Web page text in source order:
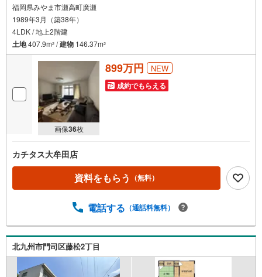
福岡県みやま市瀬高町廣瀬
1989年3月（築38年）
4LDK / 地上2階建
土地407.9m2 /建物 146.37m2
画像36枚
899万円 NEW
成約でもらえる
カチタス大牟田店
資料をもらう （無料）
電話する （通話料無料）
北九州市門司区藤松2丁目